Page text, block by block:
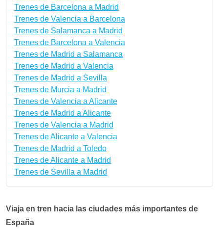
Trenes de Barcelona a Madrid
Trenes de Valencia a Barcelona
Trenes de Salamanca a Madrid
Trenes de Barcelona a Valencia
Trenes de Madrid a Salamanca
Trenes de Madrid a Valencia
Trenes de Madrid a Sevilla
Trenes de Murcia a Madrid
Trenes de Valencia a Alicante
Trenes de Madrid a Alicante
Trenes de Valencia a Madrid
Trenes de Alicante a Valencia
Trenes de Madrid a Toledo
Trenes de Alicante a Madrid
Trenes de Sevilla a Madrid
Viaja en tren hacia las ciudades más importantes de
España